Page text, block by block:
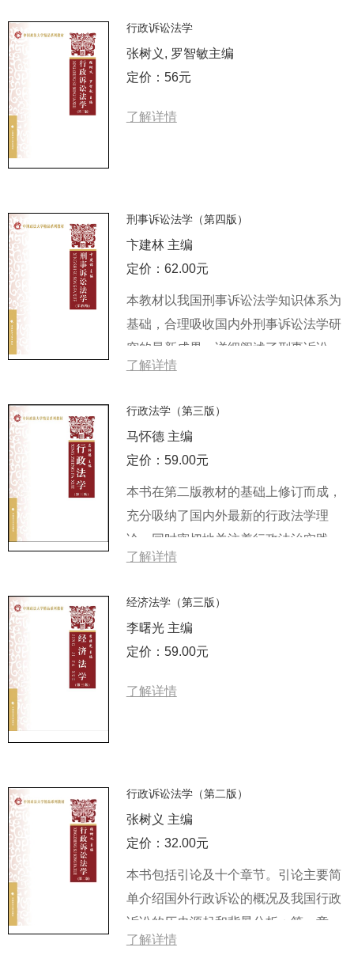
行政诉讼法学
张树义, 罗智敏主编
定价：56元
了解详情
刑事诉讼法学（第四版）
卞建林 主编
定价：62.00元
本教材以我国刑事诉讼法学知识体系为
基础，合理吸收国内外刑事诉讼法学研
究的最新成果，详细阐述了刑事诉讼
的...
了解详情
行政法学（第三版）
马怀德 主编
定价：59.00元
本书在第二版教材的基础上修订而成，
充分吸纳了国内外最新的行政法学理
论，同时密切地关注着行政法治实践。
本...
了解详情
经济法学（第三版）
李曙光 主编
定价：59.00元
了解详情
行政诉讼法学（第二版）
张树义 主编
定价：32.00元
本书包括引论及十个章节。引论主要简
单介绍国外行政诉讼的概况及我国行政
诉讼的历史源起和背景分析；第一章概
述了行...
了解详情